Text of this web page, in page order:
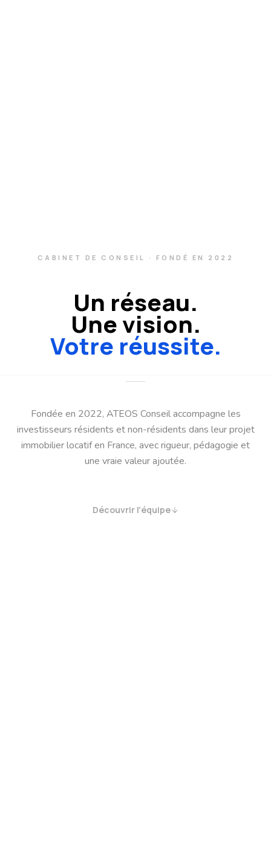
CABINET DE CONSEIL · FONDÉ EN 2022
Un réseau.
Une vision.
Votre réussite.
Fondée en 2022, ATEOS Conseil accompagne les
investisseurs résidents et non-résidents dans leur projet
immobilier locatif en France, avec rigueur, pédagogie et
une vraie valeur ajoutée.
Découvrir l'équipe